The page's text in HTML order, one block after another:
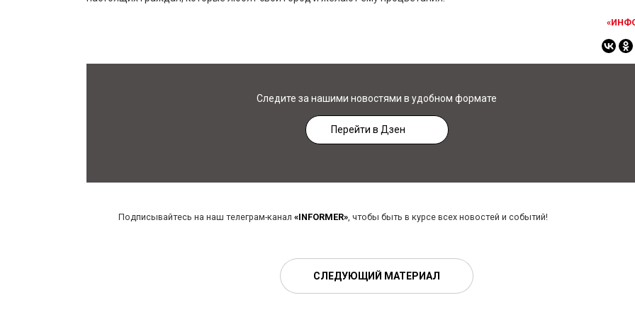
Следите за нашими новостями в удобном формате
Перейти в Дзен
Подписывайтесь на наш телеграм-канал «INFORMER», чтобы быть в курсе всех новостей и событий!
СЛЕДУЮЩИЙ МАТЕРИАЛ